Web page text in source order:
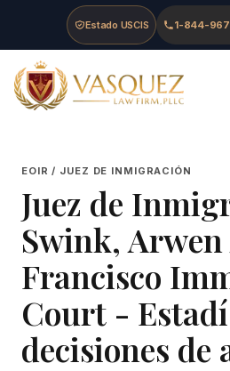
Skip to main content
Skip to navigation
Skip to footer
Estado USCIS 1-844-
Vasquez Law Firm - Home
EOIR / JUEZ DE INMIGRACIÓN
Juez de
Swink, Arwen
Francisco
Court -
decisiones de